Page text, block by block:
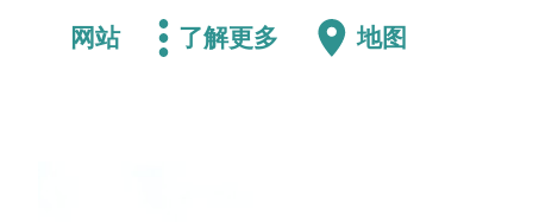
网站 了解更多 地图